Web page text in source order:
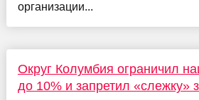
организации...
Округ Колумбия ограничил
до 10% и запретил «слежку»